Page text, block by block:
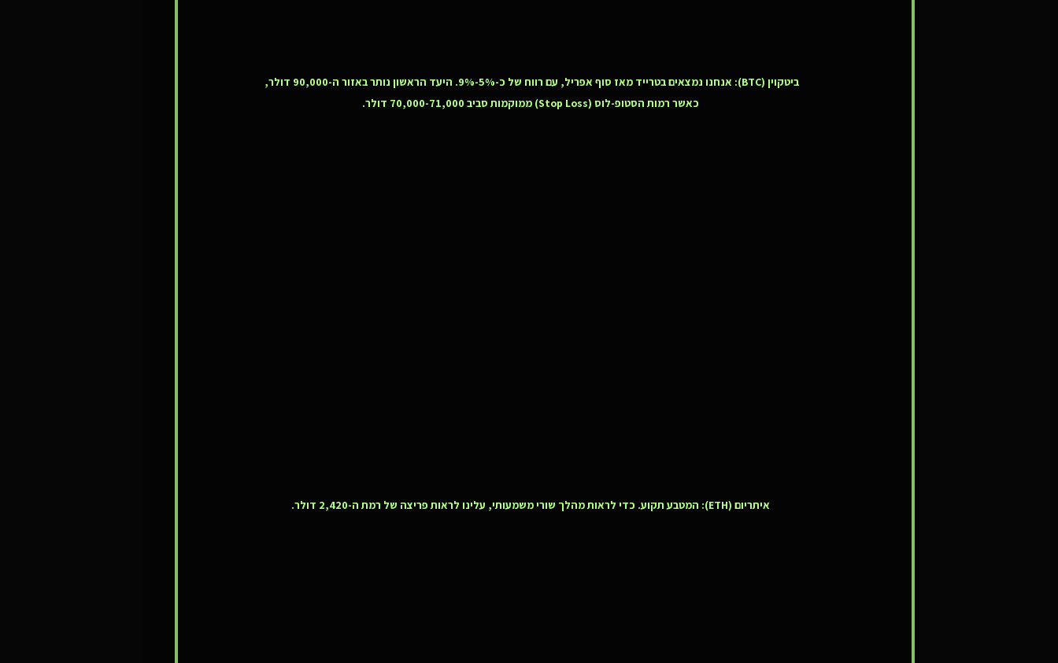
ביטקוין (BTC):
אנחנו נמצאים בטרייד מאז סוף אפריל, עם רווח של כ-5%-9%. היעד הראשון נותר באזור ה-90,000 דולר,
כאשר רמות הסטופ-לוס (Stop Loss) ממוקמות סביב 70,000-71,000 דולר.
איתריום (ETH): המטבע תקוע. כדי לראות מהלך שורי משמעותי, עלינו לראות פריצה של רמת ה-2,420 דולר.